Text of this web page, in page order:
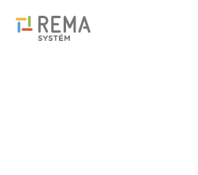
cenných
druhotné